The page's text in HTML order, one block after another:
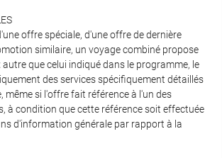
offre spéciale, d'une offre de dernière
similaire, un voyage combiné propose
que celui indiqué dans le programme, le
des services spécifiquement détaillés
même si l'offre fait référence à l'un des
à condition que cette référence soit effectuée
d'information générale par rapport à la